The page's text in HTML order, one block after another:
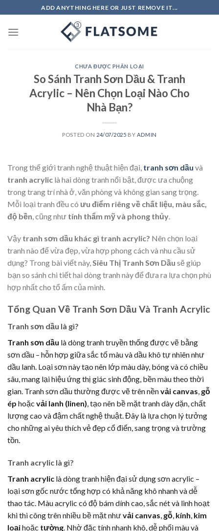
to
content
ADD ANYTHING HERE OR JUST REMOVE IT...
CHƯA ĐƯỢC PHÂN LOẠI
So Sánh Tranh Sơn Dầu & Tranh
Acrylic – Nên Chọn Loại Nào Cho
Nhà Bạn?
POSTED ON 24/07/2025 BY ADMIN
Trong thế giới tranh nghệ thuật hiện đại, tranh sơn dầu và
tranh acrylic là hai dòng tranh nổi bật, được ưa chuộng
trong trang trí nhà ở, văn phòng và không gian sang trọng.
Mỗi loại tranh đều có ưu điểm riêng về chất liệu, màu sắc,
độ bền , cũng như tính thẩm mỹ và phong thủy
Vậy tranh sơn dầu khác gì tranh acrylic? Nên chọn loại
tranh nào để vừa đẹp, vừa hợp phong cách và nhu cầu sử
dụng? Trong bài viết này,Siêu Thị Tranh Sơn Dầu sẽ giúp
bạn so sánh chi tiết hai dòng tranh này để đưa ra lựa chọn phù
hợp nhất cho tổ ấm của mình.
Tổng Quan Về Tranh Sơn Dầu Và Tranh Acrylic
Tranh sơn dầu là gì?
Tranh sơn dầu là dòng tranh truyền thống được vẽ bằng
sơn dầu – hỗn hợp giữa sắc tố màu và dầu khô tự nhiên như
dầu lanh. Loại sơn này tạo nên lớp màu dày, bóng và có chiều
sâu, mang lại hiệu ứng thị giác sinh động, bền màu theo thời
gian. Tranh sơn dầu thường được vẽ trên nềnvải canvas gỗ
ép hoặc vải lanh (linen) , tạo nên bề mặt tranh dày dặn, chất
lượng cao và đậm chất nghệ thuật. Đây là lựa chọn lý tưởng
cho những ai yêu thích vẻ đẹp cổ điển, sang trọng và trường
tồn.
Tranh acrylic là gì?
Tranh acrylic là dòng tranh hiện đại sử dụng sơn acrylic –
loại sơn gốc nước tổng hợp có khả năng khô nhanh và dễ
thao tác. Màu acrylic có độ bám dính cao, sắc nét và linh hoạt
khi thi công trên nhiều bề mặt nhưvải canvas gỗ kính kim
loạihoặc tường . Nhờ đặc tính nhanh khô, dễ phối màu và